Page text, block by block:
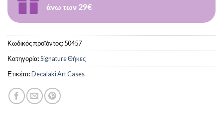
άνω των 29€
Κωδικός προϊόντος:50457
Κατηγορία:Signature Θήκες
Ετικέτα:Decalaki Art Cases